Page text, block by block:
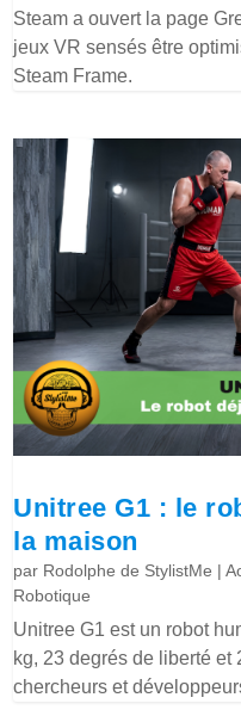
Steam a ouvert la page
jeux VR sensés être
Steam Frame.
Unitree G1 : le
la maison
par Rodolphe de StylistMe |
Robotique
Unitree G1 est un robot
kg, 23 degrés de liberté et
chercheurs et